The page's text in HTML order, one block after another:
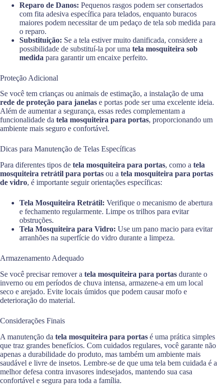
Reparo de Danos: Pequenos rasgos podem ser consertados
com fita adesiva específica para telados, enquanto buracos
maiores podem necessitar de um pedaço de tela sob medida para
o reparo.
Substituição: Se a tela estiver muito danificada, considere a
possibilidade de substituí-la por uma tela mosquiteira sob
medida para garantir um encaixe perfeito.
Proteção Adicional
Se você tem crianças ou animais de estimação, a instalação de uma
rede de proteção para janelas e portas pode ser uma excelente ideia.
Além de aumentar a segurança, essas redes complementam a
funcionalidade da tela mosquiteira para portas, proporcionando um
ambiente mais seguro e confortável.
Dicas para Manutenção de Telas Específicas
Para diferentes tipos de tela mosquiteira para portas, como a tela
mosquiteira retrátil para portas ou a tela mosquiteira para portas
de vidro, é importante seguir orientações específicas:
Tela Mosquiteira Retrátil: Verifique o mecanismo de abertura
e fechamento regularmente. Limpe os trilhos para evitar
obstruções.
Tela Mosquiteira para Vidro: Use um pano macio para evitar
arranhões na superfície do vidro durante a limpeza.
Armazenamento Adequado
Se você precisar remover a tela mosquiteira para portas durante o
inverno ou em períodos de chuva intensa, armazene-a em um local
seco e arejado. Evite locais úmidos que podem causar mofo e
deterioração do material.
Considerações Finais
A manutenção da tela mosquiteira para portas é uma prática simples
que traz grandes benefícios. Com cuidados regulares, você garante não
apenas a durabilidade do produto, mas também um ambiente mais
saudável e livre de insetos. Lembre-se de que uma tela bem cuidada é a
melhor defesa contra invasores indesejados, mantendo sua casa
confortável e segura para toda a família.